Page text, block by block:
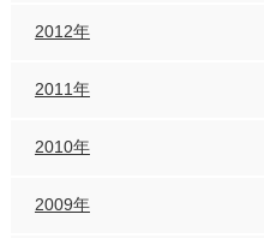
2012年
2011年
2010年
2009年